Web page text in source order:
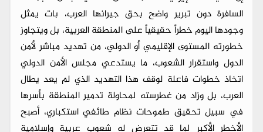
السافرة دون تبرير واضح بحق جيرانها العرب، بات يمثل
وجودها اليوم خطراً حقيقياً على المنطقة العربية، بل ويتجاوز
خطورته المستوى الإقليمي أو الدولي، من تهديد مباشر لأمن
الدول واستقرار الشعوب، ما يستدعي مجلس الأمن الدولي
اتخاذ خطوات فاعلة لوقف هذا التهديد الذي لم يعد يطال
العرب، بل وزاد من غطرسته لمحاولة تدمير المنطقة بأسرها
في سبيل تحقيق طموحات نظام طائفي استكباري، أصبح